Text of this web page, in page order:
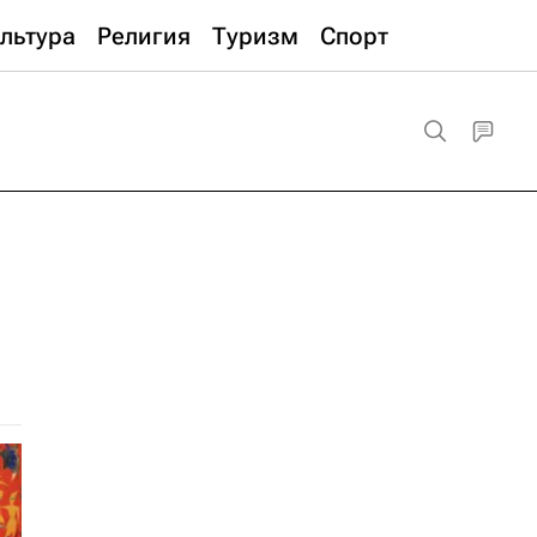
Религия Туризм Спорт